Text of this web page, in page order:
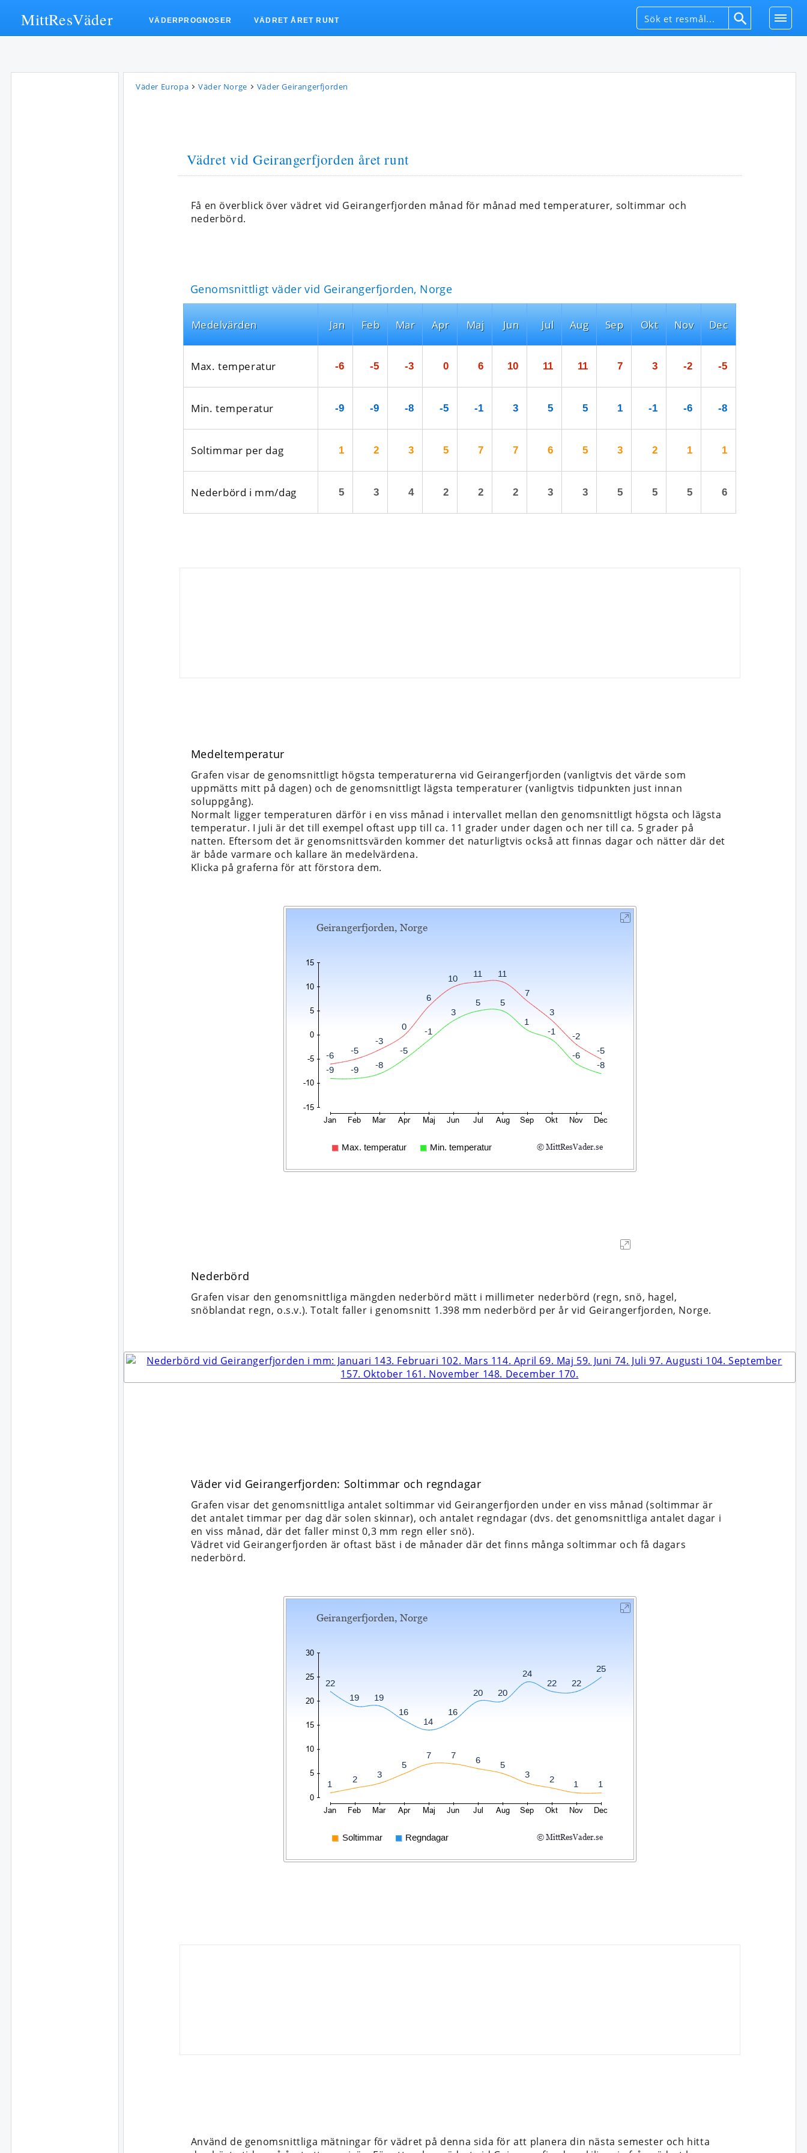
Väder Europa Väder Norge Väder Geirangerfjorden
Vädret vid Geirangerfjorden året runt
Få en överblick över vädret vid Geirangerfjorden månad för månad med temperaturer, soltimmar och
nederbörd.
Genomsnittligt väder vid Geirangerfjorden, Norge
Medel­värden
Max. temperatur
Min. temperatur
Soltimmar per dag
Nederbörd i mm/dag
Jan
-6
-9
1
5
Feb
-5
-9
2
3
Mar
-3
-8
3
4
Apr
0
-5
5
2
Maj
6
-1
7
2
Jun
10
3
7
2
Jul
11
5
6
3
Aug
11
5
5
3
Sep
7
1
3
5
Okt
3
-1
2
5
Nov
-2
-6
1
5
Dec
-5
-8
1
6
Medeltemperatur
Grafen visar de genomsnittligt högsta temperaturerna vid Geirangerfjorden (vanligtvis det värde som
uppmätts mitt på dagen) och de genomsnittligt lägsta temperaturer (vanligtvis tidpunkten just innan
soluppgång).
Normalt ligger temperaturen därför i en viss månad i intervallet mellan den genomsnittligt högsta och lägsta
temperatur. I juli är det till exempel oftast upp till ca. 11 grader under dagen och ner till ca. 5 grader på
natten. Eftersom det är genomsnittsvärden kommer det naturligtvis också att finnas dagar och nätter där det
är både varmare och kallare än medelvärdena.
Klicka på graferna för att förstora dem.
Nederbörd
Grafen visar den genomsnittliga mängden nederbörd mätt i millimeter nederbörd (regn, snö, hagel,
snöblandat regn, o.s.v.). Totalt faller i genomsnitt 1.398 mm nederbörd per år vid Geirangerfjorden, Norge.
Väder vid Geirangerfjorden: Soltimmar och regndagar
Grafen visar det genomsnittliga antalet soltimmar vid Geirangerfjorden under en viss månad (soltimmar är
det antalet timmar per dag där solen skinnar), och antalet regndagar (dvs. det genomsnittliga antalet dagar i
en viss månad, där det faller minst 0,3 mm regn eller snö).
Vädret vid Geirangerfjorden är oftast bäst i de månader där det finns många soltimmar och få dagars
nederbörd.
Använd de genomsnittliga mätningar för vädret på denna sida för att planera din nästa semester och hitta
MittResVäder VÄDERPROGNOSER VÄDRET ÅRET RUNT